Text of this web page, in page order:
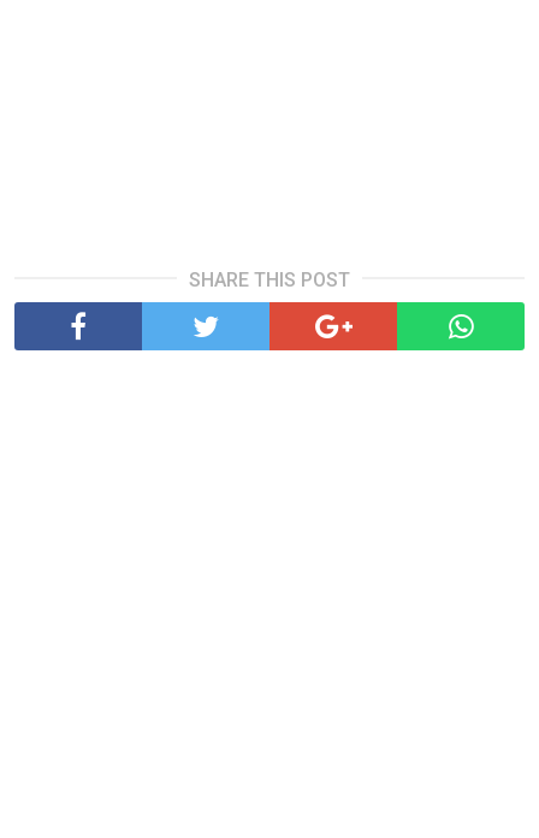
SHARE THIS POST